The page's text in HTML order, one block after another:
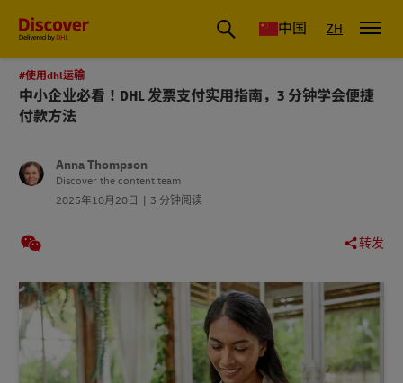
国际物流_国际快递_国际运输物流公司 中国 ZH
#使用dhl运输
中小企业必看！DHL 发票支付实用指南，3 分钟学会便捷
付款方法
Anna Thompson
Discover the content team
2025年10月20日
3 分钟阅读
转发